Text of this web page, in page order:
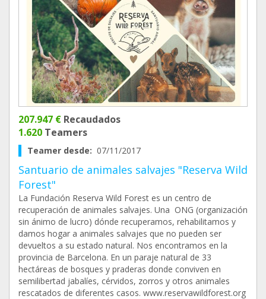
207.947 € Recaudados
1.620 Teamers
Teamer desde: 07/11/2017
Santuario de animales salvajes "Reserva Wild
Forest"
La Fundación Reserva Wild Forest es un centro de
recuperación de animales salvajes. Una ONG (organización
sin ánimo de lucro) dónde recuperamos, rehabilitamos y
damos hogar a animales salvajes que no pueden ser
devueltos a su estado natural. Nos encontramos en la
provincia de Barcelona. En un paraje natural de 33
hectáreas de bosques y praderas donde conviven en
semilibertad jabalíes, cérvidos, zorros y otros animales
rescatados de diferentes casos. www.reservawildforest.org ​